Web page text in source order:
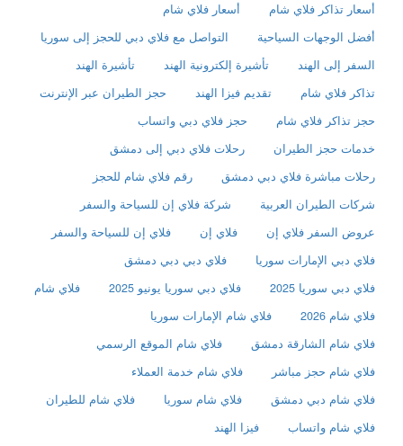
أسعار تذاكر فلاي شام
أسعار فلاي شام
أفضل الوجهات السياحية
التواصل مع فلاي دبي للحجز إلى سوريا
السفر إلى الهند
تأشيرة إلكترونية الهند
تأشيرة الهند
تذاكر فلاي شام
تقديم فيزا الهند
حجز الطيران عبر الإنترنت
حجز تذاكر فلاي شام
حجز فلاي دبي واتساب
خدمات حجز الطيران
رحلات فلاي دبي إلى دمشق
رحلات مباشرة فلاي دبي دمشق
رقم فلاي شام للحجز
شركات الطيران العربية
شركة فلاي إن للسياحة والسفر
عروض السفر فلاي إن
فلاي إن
فلاي إن للسياحة والسفر
فلاي دبي الإمارات سوريا
فلاي دبي دبي دمشق
فلاي دبي سوريا 2025
فلاي دبي سوريا يونيو 2025
فلاي شام
فلاي شام 2026
فلاي شام الإمارات سوريا
فلاي شام الشارقة دمشق
فلاي شام الموقع الرسمي
فلاي شام حجز مباشر
فلاي شام خدمة العملاء
فلاي شام دبي دمشق
فلاي شام سوريا
فلاي شام للطيران
فلاي شام واتساب
فيزا الهند